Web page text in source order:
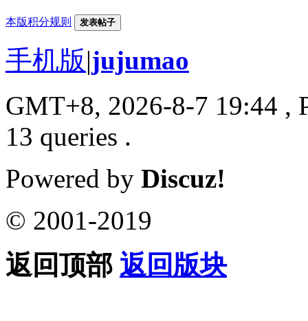
本版积分规则 发表帖子
手机版|jujumao
GMT+8, 2026-8-7 19:44 ,
13 queries .
Powered by Discuz!
© 2001-2019
返回顶部 返回版块